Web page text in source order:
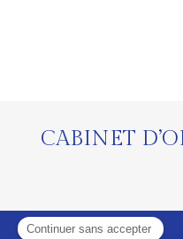
CABINET